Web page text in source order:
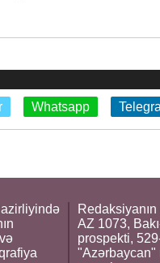
Whatsapp
Redaksiyanın
AZ 1073,
prospekti,
"Azərbaycan"